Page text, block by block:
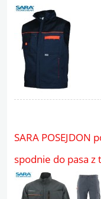
SARA
spodnie do pasa